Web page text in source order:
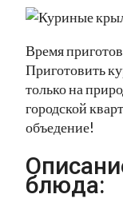
Время
Приготовить
только на
городской
объедение!
блюда: